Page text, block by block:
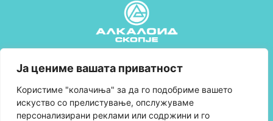
Ја цениме вашата приватност
Kористиме "колачиња" за да го подобриме вашето
искуство со прелистување, опслужуваме
персонализирани реклами или содржини и го
Правила и услови за користење
Политика за колачиња